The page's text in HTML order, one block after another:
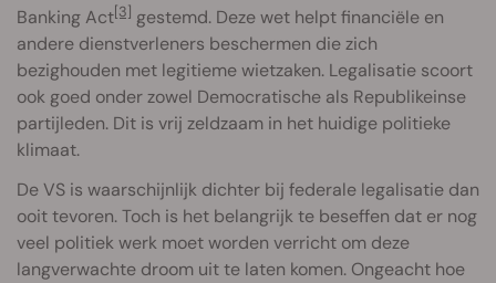
Banking Act[3] gestemd. Deze wet helpt financiële en
andere dienstverleners beschermen die zich
bezighouden met legitieme wietzaken. Legalisatie scoort
ook goed onder zowel Democratische als Republikeinse
partijleden. Dit is vrij zeldzaam in het huidige politieke
klimaat.
De VS is waarschijnlijk dichter bij federale legalisatie dan
ooit tevoren. Toch is het belangrijk te beseffen dat er nog
veel politiek werk moet worden verricht om deze
langverwachte droom uit te laten komen. Ongeacht hoe